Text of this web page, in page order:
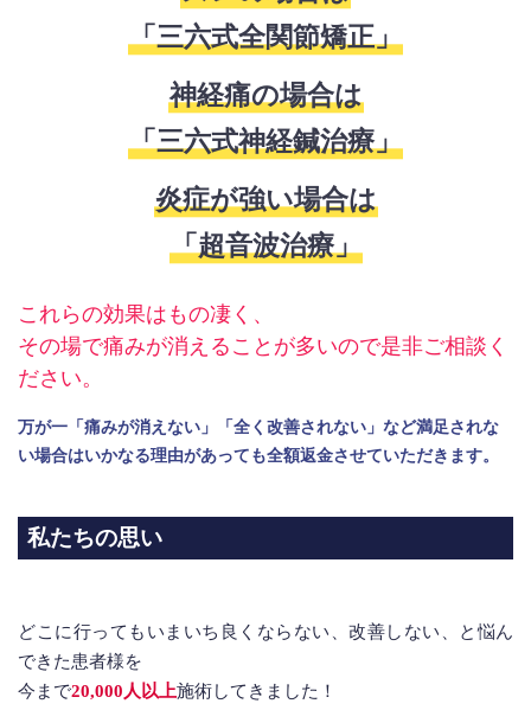
「三六式全関節矯正」
神経痛の場合は
「三六式神経鍼治療」
炎症が強い場合は
「超音波治療」
これらの効果はもの凄く、
その場で痛みが消えることが多いので是非ご相談く
ださい。
万が一「痛みが消えない」「全く改善されない」など満足されな
い場合はいかなる理由があっても全額返金させていただきます。
私たちの思い
どこに行ってもいまいち良くならない、改善しない、と悩ん
できた患者様を
今まで20,000人以上施術してきました！